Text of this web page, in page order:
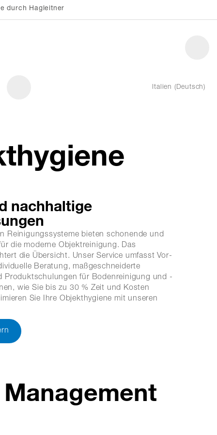
durch Hagleitner
Italien (Deutsch)
nachhaltige
Reinigungssysteme bieten schonende und
die moderne Objektreinigung. Das
die Übersicht. Unser Service umfasst Vor-
Beratung, maßgeschneiderte
Produktschulungen für Bodenreinigung und -
wie Sie bis zu 30 % Zeit und Kosten
Sie Ihre Objekthygiene mit unseren